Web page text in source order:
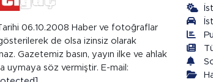
06.10.2008 Haber ve fotoğraflar
de olsa izinsiz olarak
Gazetemiz basın, yayın ilke ve ahlak
uymaya söz vermiştir. E-mail: